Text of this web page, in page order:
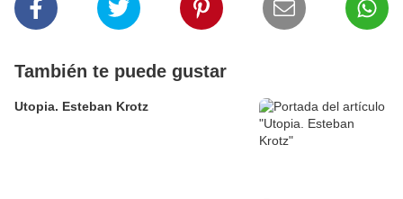
También te puede gustar
Utopia. Esteban Krotz